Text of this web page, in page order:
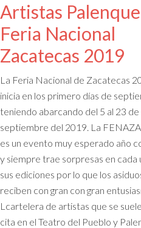
Artistas Palenque
Feria Nacional
Zacatecas 2019
La Feria Nacional de Zacatecas
inicia en los primero días de
teniendo abarcando del 5 al 23 de
septiembre del 2019. La
es un evento muy esperado año
y siempre trae sorpresas en cada
sus ediciones por lo que los
reciben con gran con gran
Lcartelera de artistas que se
cita en el Teatro del Pueblo y